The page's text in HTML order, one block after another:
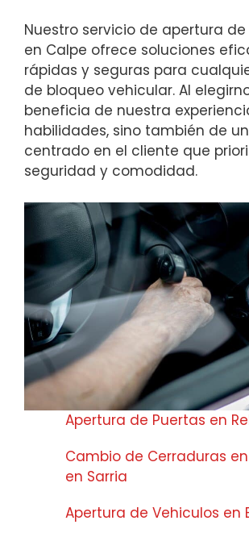
Nuestro servicio de apertura
en Calpe ofrece soluciones
rápidas y seguras para
de bloqueo vehicular. Al
beneficia de nuestra
habilidades, sino también de
centrado en el cliente que
seguridad y comodidad.
Apertura de Puertas en
Cambio de Cerraduras
en Sarria
Apertura de Vehiculos en